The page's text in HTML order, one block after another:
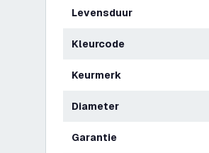
Levensduur
Kleurcode
Keurmerk
Diameter
Garantie